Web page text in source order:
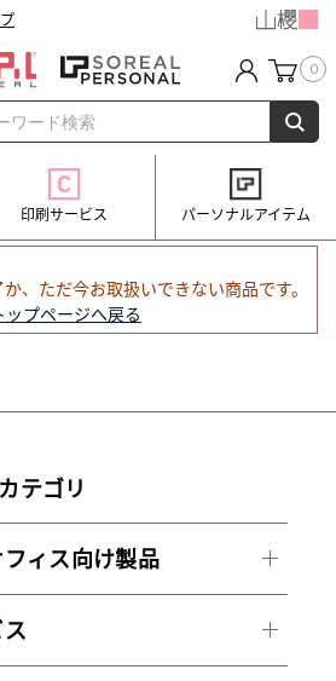
0
印刷サービス パーソナルアイテム
、ただ今お取扱いできない商品です。
ップページへ戻る
テゴリ
ィス向け製品